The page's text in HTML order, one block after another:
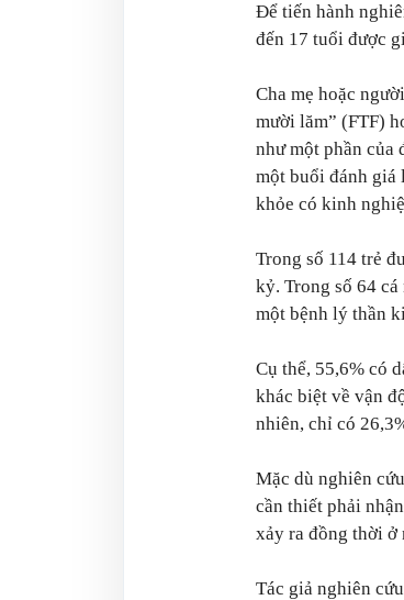
Để tiến hành
đến 17 tuổi được
Cha mẹ hoặc
mười lăm” (FTF)
như một phần của
một buổi đánh giá
khỏe có kinh
Trong số 114 trẻ
kỷ. Trong số 64
một bệnh lý thần
Cụ thể, 55,6% có
khác biệt về vận
nhiên, chỉ có
Mặc dù nghiên
cần thiết phải
xảy ra đồng thời ở
Tác giả nghiên